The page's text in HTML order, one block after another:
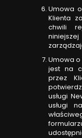
Umowa
Klienta
chwili
Umowa
jest na
przez
usługi
usługi